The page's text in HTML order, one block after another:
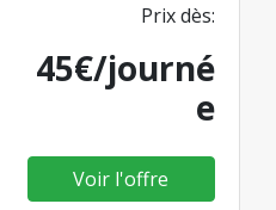
Prix dès:
45€/journé
e
Voir l'offre